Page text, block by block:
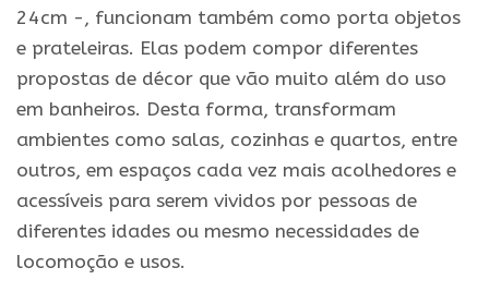
24cm -, funcionam também como porta objetos
e prateleiras. Elas podem compor diferentes
propostas de décor que vão muito além do uso
em banheiros. Desta forma, transformam
ambientes como salas, cozinhas e quartos, entre
outros, em espaços cada vez mais acolhedores e
acessíveis para serem vividos por pessoas de
diferentes idades ou mesmo necessidades de
locomoção e usos.